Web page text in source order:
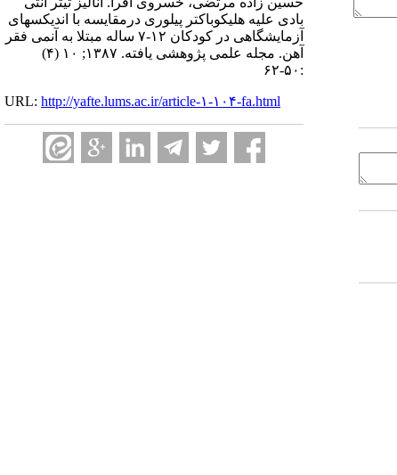
بادی علیه هلیکوباکتر پیلوری درمقایسه با اندیکسهای
آزمایشگاهی در کودکان ۱۲-۷ ساله مبتلا به آنمی فقر
آهن. مجله علمی پژوهشی یافته. ۱۳۸۷; ۱۰ (۴)
:۵۰-۶۲
URL: http://yafte.lums.ac.ir/article-۱-۱۰۴-fa.html